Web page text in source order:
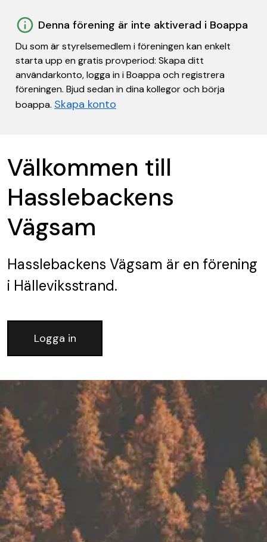
Denna förening är inte aktiverad i Boappa
Du som är styrelsemedlem i föreningen kan enkelt
starta upp en gratis provperiod: Skapa ditt
användarkonto, logga in i Boappa och registrera
föreningen. Bjud sedan in dina kollegor och börja
boappa. Skapa konto
Välkommen till
Hasslebackens
Vägsam
Hasslebackens Vägsam är en förening
i Hälleviksstrand.
Logga in